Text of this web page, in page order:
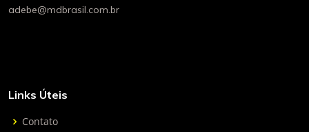
adebe@mdbrasil.com.br
Links Úteis
Contato